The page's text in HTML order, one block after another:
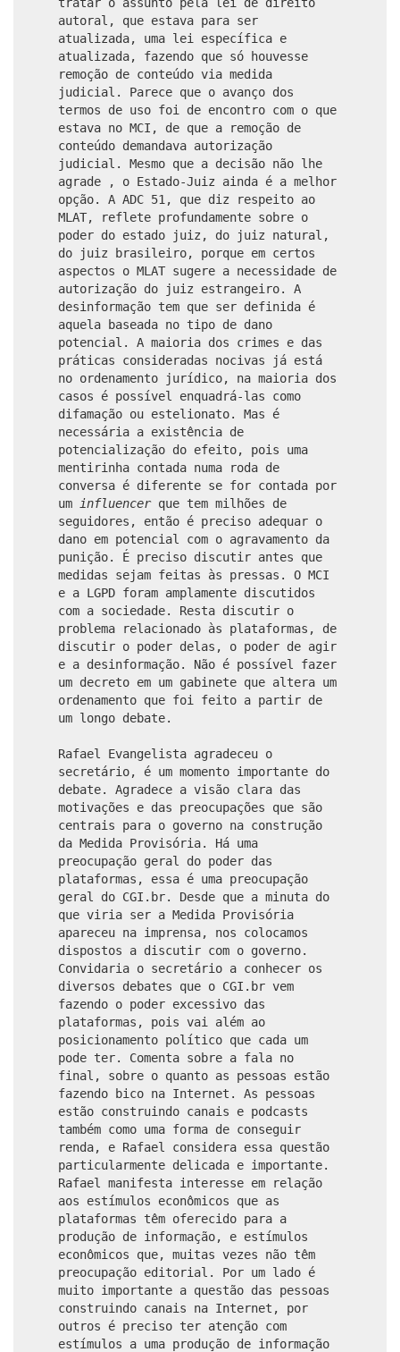
autoral, que estava para ser
atualizada, uma lei específica e
atualizada, fazendo que só houvesse
remoção de conteúdo via medida
judicial. Parece que o avanço dos
termos de uso foi de encontro com o que
estava no MCI, de que a remoção de
conteúdo demandava autorização
judicial. Mesmo que a decisão não lhe
agrade , o Estado-Juiz ainda é a melhor
opção. A ADC 51, que diz respeito ao
MLAT, reflete profundamente sobre o
poder do estado juiz, do juiz natural,
do juiz brasileiro, porque em certos
aspectos o MLAT sugere a necessidade de
autorização do juiz estrangeiro. A
desinformação tem que ser definida é
aquela baseada no tipo de dano
potencial. A maioria dos crimes e das
práticas consideradas nocivas já está
no ordenamento jurídico, na maioria dos
casos é possível enquadrá-las como
difamação ou estelionato. Mas é
necessária a existência de
potencialização do efeito, pois uma
mentirinha contada numa roda de
conversa é diferente se for contada por
um
influencerque tem milhões de
seguidores, então é preciso adequar o
dano em potencial com o agravamento da
punição. É preciso discutir antes que
medidas sejam feitas às pressas. O MCI
e a LGPD foram amplamente discutidos
com a sociedade. Resta discutir o
problema relacionado às plataformas, de
discutir o poder delas, o poder de agir
e a desinformação. Não é possível fazer
um decreto em um gabinete que altera um
ordenamento que foi feito a partir de
um longo debate.
Rafael Evangelista agradeceu o
secretário, é um momento importante do
debate. Agradece a visão clara das
motivações e das preocupações que são
centrais para o governo na construção
da Medida Provisória. Há uma
preocupação geral do poder das
plataformas, essa é uma preocupação
geral do CGI.br. Desde que a minuta do
que viria ser a Medida Provisória
apareceu na imprensa, nos colocamos
dispostos a discutir com o governo.
Convidaria o secretário a conhecer os
diversos debates que o CGI.br vem
fazendo o poder excessivo das
plataformas, pois vai além ao
posicionamento político que cada um
pode ter. Comenta sobre a fala no
final, sobre o quanto as pessoas estão
fazendo bico na Internet. As pessoas
estão construindo canais e podcasts
também como uma forma de conseguir
renda, e Rafael considera essa questão
particularmente delicada e importante.
Rafael manifesta interesse em relação
aos estímulos econômicos que as
plataformas têm oferecido para a
produção de informação, e estímulos
econômicos que, muitas vezes não têm
preocupação editorial. Por um lado é
muito importante a questão das pessoas
construindo canais na Internet, por
outros é preciso ter atenção com
estímulos a uma produção de informação